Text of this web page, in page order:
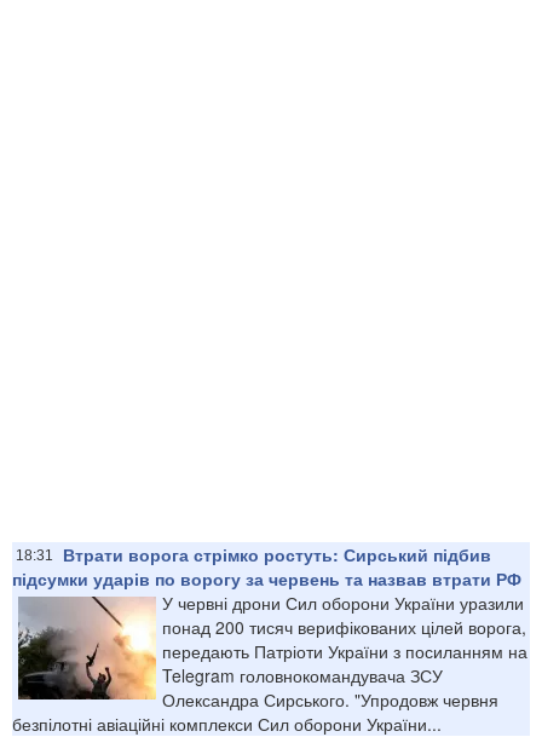
18:31
Втрати ворога стрімко ростуть: Сирський підбив
підсумки ударів по ворогу за червень та назвав втрати РФ
У червні дрони Сил оборони України уразили
понад 200 тисяч верифікованих цілей ворога,
передають Патріоти України з посиланням на
Telegram головнокомандувача ЗСУ
Олександра Сирського. "Упродовж червня
безпілотні авіаційні комплекси Сил оборони України...